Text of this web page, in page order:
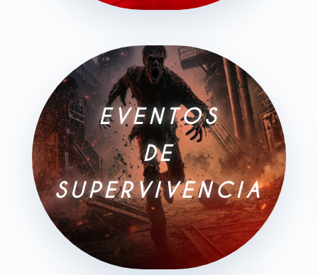
EVENTOS
DE
SUPERVIVENCIA